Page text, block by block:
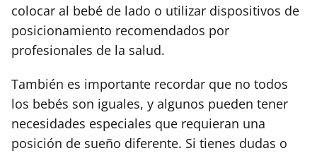
colocar al bebé de lado o utilizar dispositivos de
posicionamiento recomendados por
profesionales de la salud.
También es importante recordar que no todos
los bebés son iguales, y algunos pueden tener
necesidades especiales que requieran una
posición de sueño diferente. Si tienes dudas o